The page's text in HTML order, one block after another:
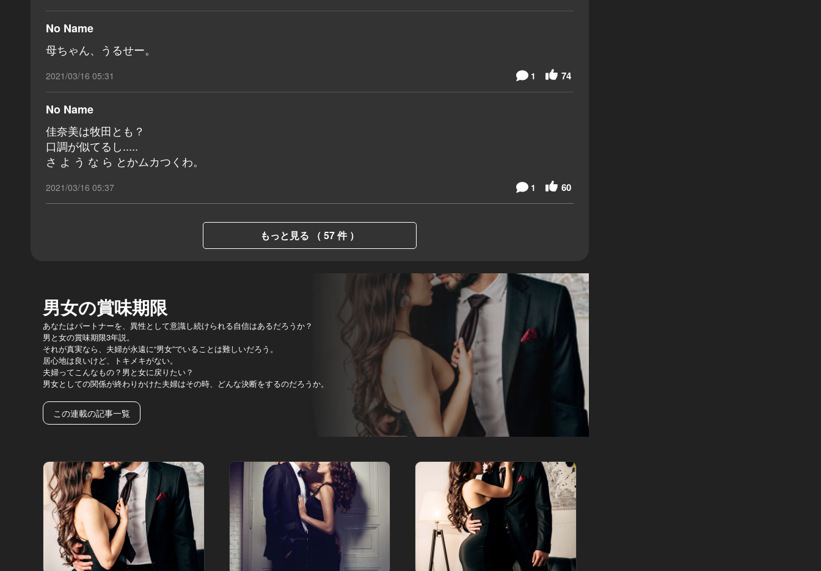
No Name
母ちゃん、うるせー。
2021/03/16 05:31 74
1
No Name
佳奈美は牧田とも？
口調が似てるし.....
さ よ う な ら とかムカつくわ。
2021/03/16 05:37 60
1
もっと見る （ 57 件 ）
男女の賞味期限
あなたはパートナーを、異性として意識し続けられる自信はあるだろうか？
男と女の賞味期限3年説。
それが真実なら、夫婦が永遠に“男女”でいることは難しいだろう。
居心地は良いけど、トキメキがない。
夫婦ってこんなもの？男と女に戻りたい？
男女としての関係が終わりかけた夫婦はその時、どんな決断をするのだろうか。
この連載の記事一覧